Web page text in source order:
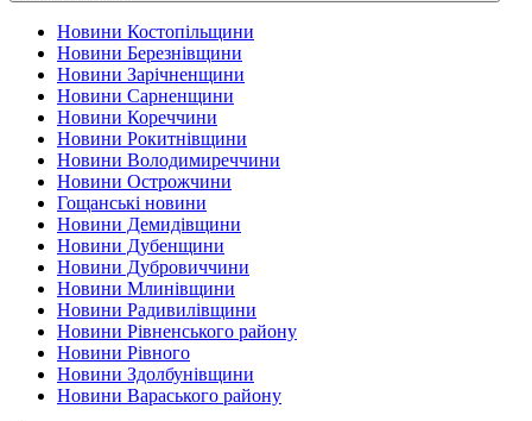
Новини Костопільщини
Новини Березнівщини
Новини Зарічненщини
Новини Сарненщини
Новини Кореччини
Новини Рокитнівщини
Новини Володимиреччини
Новини Острожчини
Гощанські новини
Новини Демидівщини
Новини Дубенщини
Новини Дубровиччини
Новини Млинівщини
Новини Радивилівщини
Новини Рівненського району
Новини Рівного
Новини Здолбунівщини
Новини Вараського району